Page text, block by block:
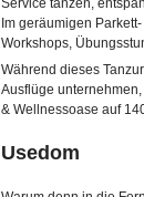
Service tanzen,
Im geräumigen
Workshops,
Während dieses
Ausflüge
& Wellnessoase auf
Usedom